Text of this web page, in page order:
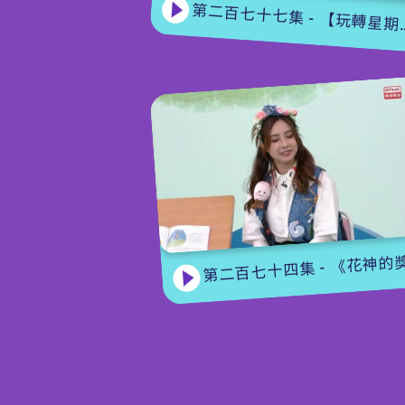
第二百七十七集 - 【玩轉星期五】 蝴蝶變變變
第二百七十四集 - 《花神的獎勵》下